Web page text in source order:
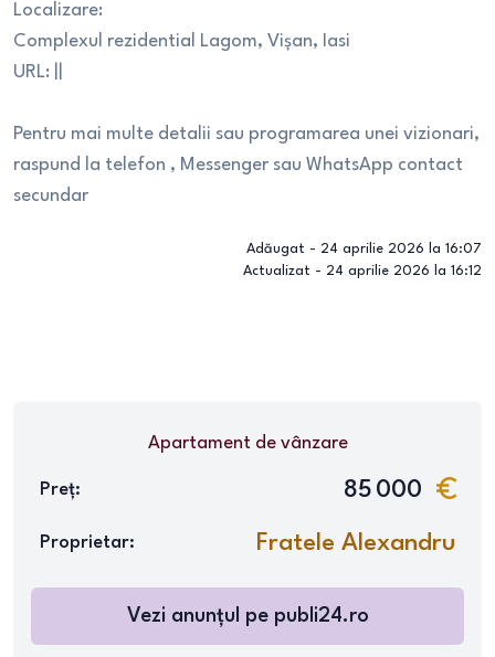
Localizare:
Complexul rezidential Lagom, Vișan, Iasi
URL: ||
Pentru mai multe detalii sau programarea unei vizionari,
raspund la telefon , Messenger sau WhatsApp contact
secundar
Adăugat - 24 aprilie 2026 la 16:07
Actualizat - 24 aprilie 2026 la 16:12
Apartamentde vânzare
Preț: 85 000
Proprietar: Fratele Alexandru
Vezi anunțul pe publi24.ro